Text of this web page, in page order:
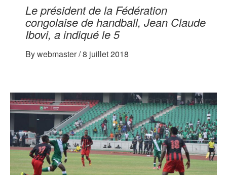
Le président de la Fédération
congolaise de handball, Jean Claude
Ibovi, a indiqué le 5
Bywebmaster/8 juillet 2018